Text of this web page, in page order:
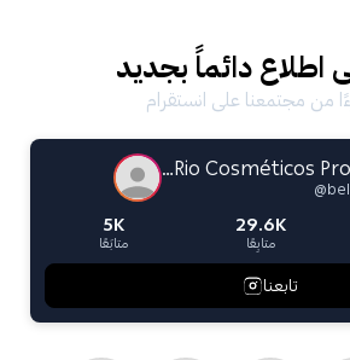
اطلاع دائماً بجديد
من مجتمعنا على انستقرام
Bella Rio Cosméticos Profissional
@
29.6K
متابِعًا
5K
متابَعًا
تابعنا